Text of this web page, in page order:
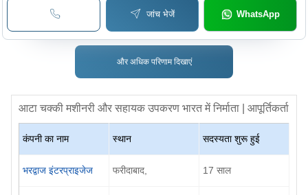
जांच भेजें WhatsApp
और अधिक परिणाम दिखाएं
आटा चक्की मशीनरी और सहायक उपकरण भारत में निर्माता | आपूर्तिकर्ता
कंपनी का नाम स्थान सदस्यता शुरू हुई
भरद्वाज इंटरप्राइजेज फरीदाबाद, 17 साल